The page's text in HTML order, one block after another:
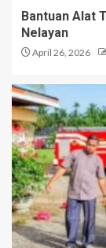
Bantuan Alat
Nelayan
April 26, 2026